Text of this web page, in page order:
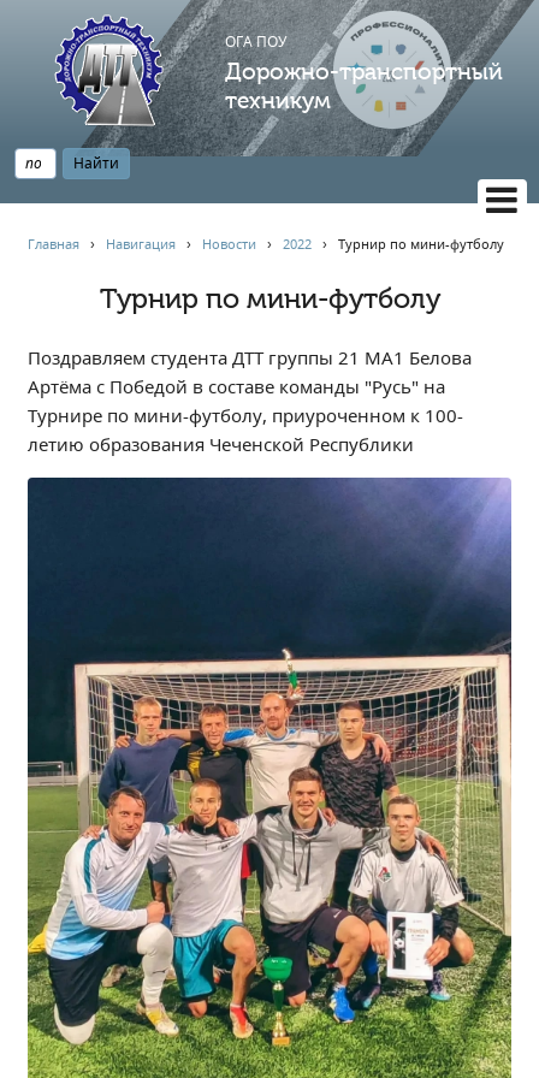
ОГА ПОУ
Дорожно-транспортный
техникум
Главная
АБИТУРИЕНТУ
Опрос по качеству образования
Новости
Контакты
Региональный центр по профилактике ДДТТ
Учебно-производственный комплекс
Центр карьеры
Противодействие коррупции
Всероссийское чемпионатное движение
Региональная инновационная площадка
СВЕДЕНИЯ ОБ ОБРАЗОВАТЕЛЬНОЙ ОРГАНИЗАЦИИ
Основные сведения
Структура и органы управления образовательной
организацией
Документы
Главная › Навигация › Новости ›2022 ›Турнир по мини-футболу
Турнир по мини-футболу
Поздравляем студента ДТТ группы 21 МА1 Белова
Артёма с Победой в составе команды "Русь" на
Турнире по мини-футболу, приуроченном к 100-
летию образования Чеченской Республики